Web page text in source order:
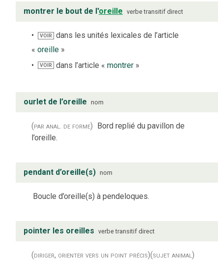
montrer le bout de l'oreille verbe transitif direct
VOIR
dans les unités lexicales de l’article
« oreille »
VOIR dans l’article «montrer »
ourlet de l’oreille nom
(par anal. de forme) Bord replié du pavillon de
l’oreille.
pendant d’oreille(s) nom
Boucle d’oreille(s) à pendeloques.
pointer les oreilles verbe transitif direct
(diriger, orienter vers un point précis)(sujet animal)